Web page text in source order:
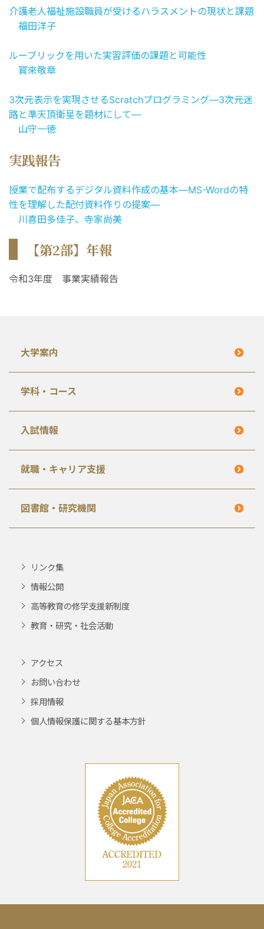
介護老人福祉施設職員が受けるハラスメントの現状と課題
福田洋子
ルーブリックを用いた実習評価の課題と可能性
寳來敬章
3次元表示を実現させるScratchプログラミング―3次元迷
路と準天頂衛星を題材にして―
山守一徳
実践報告
授業で配布するデジタル資料作成の基本―MS-Wordの特
性を理解した配付資料作りの提案―
川喜田多佳子、寺家尚美
【第2部】年報
令和3年度 事業実績報告
大学案内
学科・コース
入試情報
就職・キャリア支援
図書館・研究機関
リンク集
情報公開
高等教育の修学支援新制度
教育・研究・社会活動
アクセス
お問い合わせ
採用情報
個人情報保護に関する基本方針